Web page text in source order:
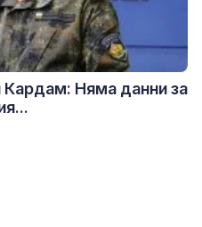
Кардам: Няма данни за